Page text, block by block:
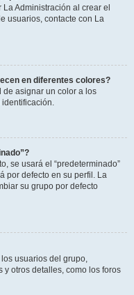
Administración al crear el
usuarios, contacte con La
en diferentes colores?
de asignar un color a los
identificación.
se usará el “predeterminado”
por defecto en su perfil. La
su grupo por defecto
usuarios del grupo,
otros detalles, como los foros